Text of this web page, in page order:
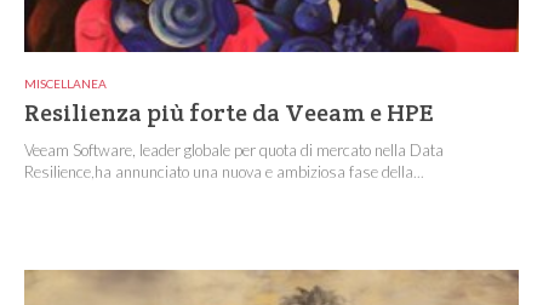
MISCELLANEA
Resilienza più forte da Veeam e HPE
Veeam Software, leader globale per quota di mercato nella Data
Resilience,ha annunciato una nuova e ambiziosa fase della...